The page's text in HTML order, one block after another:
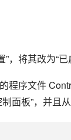
，将其改为“已
程序文件
面板”，并且